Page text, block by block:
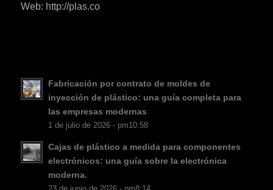
Web: http://plas.co
Fabricación por contrato de moldes de
inyección de plástico: una guía completa para
las empresas modernas
1 de julio de 2026 - pm10:58
Cajas de plástico a medida para componentes
electrónicos: una guía sobre la electrónica
moderna.
PT
CS
DA
FI
NB
EL
ES_MX